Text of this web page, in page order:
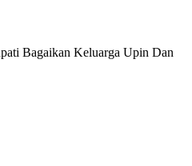
Bagaikan Keluarga Upin Dan